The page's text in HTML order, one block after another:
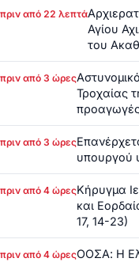
πριν από 22 λεπτά
Αγίου
του
πριν από 3 ώρες
Τροχαίας
πριν από 3 ώρες
υπουργού
πριν από 4 ώρεςΚήρυγμα
και
17, 14-23)
πριν από 4 ώρεςΟΟΣΑ: Η